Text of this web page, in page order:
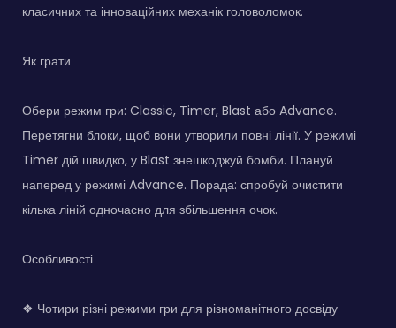
класичних та інноваційних механік головоломок.
Як грати
Обери режим гри: Classic, Timer, Blast або Advance.
Перетягни блоки, щоб вони утворили повні лінії. У режимі
Timer дій швидко, у Blast знешкоджуй бомби. Плануй
наперед у режимі Advance. Порада: спробуй очистити
кілька ліній одночасно для збільшення очок.
Особливості
❖ Чотири різні режими гри для різноманітного досвіду